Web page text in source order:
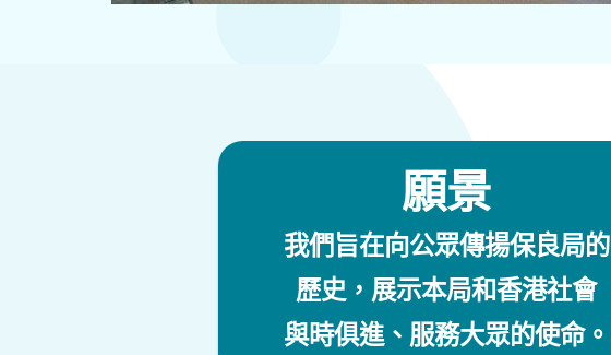
願景
我們旨在向公眾傳揚保良局的
歷史，展示本局和香港社會
與時俱進、服務大眾的使命。